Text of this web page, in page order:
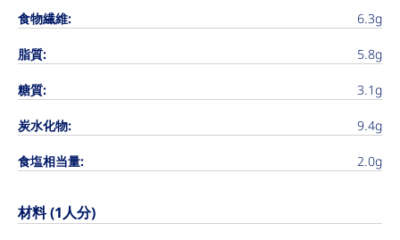
食物繊維:
6.3g
脂質:
5.8g
糖質:
3.1g
炭水化物:
9.4g
食塩相当量:
2.0g
材料 (1人分)